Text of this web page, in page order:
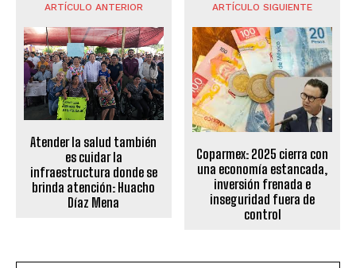
ARTÍCULO ANTERIOR
Atender la salud también
es cuidar la
infraestructura donde se
brinda atención: Huacho
Díaz Mena
ARTÍCULO SIGUIENTE
Coparmex: 2025 cierra con
una economía estancada,
inversión frenada e
inseguridad fuera de
control